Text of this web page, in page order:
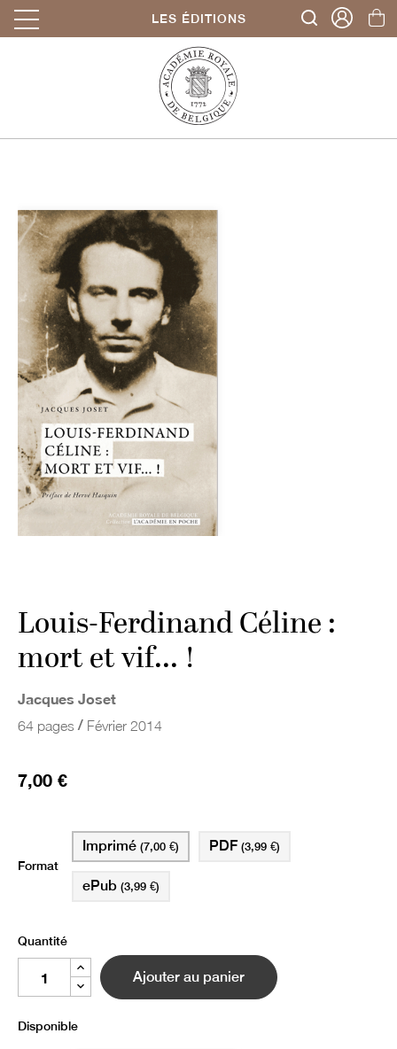
LES ÉDITIONS
Louis-Ferdinand Céline :
mort et vif... !
Jacques Joset
64 pages / Février 2014
7,00 €
Format
Imprimé (7,00 €)
ePub (3,99 €)
PDF (3,99 €)
Quantité
Ajouter au panier
Disponible